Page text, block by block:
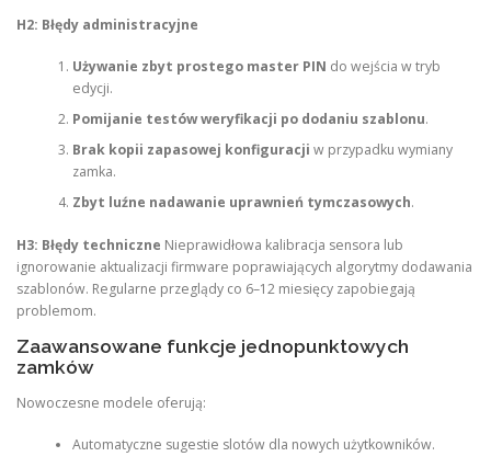
H2: Błędy administracyjne
Używanie zbyt prostego master PIN do wejścia w tryb
edycji.
Pomijanie testów weryfikacji po dodaniu szablonu.
Brak kopii zapasowej konfiguracji w przypadku wymiany
zamka.
Zbyt luźne nadawanie uprawnień tymczasowych.
H3: Błędy techniczne Nieprawidłowa kalibracja sensora lub
ignorowanie aktualizacji firmware poprawiających algorytmy dodawania
szablonów. Regularne przeglądy co 6–12 miesięcy zapobiegają
problemom.
Zaawansowane funkcje jednopunktowych
zamków
Nowoczesne modele oferują:
Automatyczne sugestie slotów dla nowych użytkowników.